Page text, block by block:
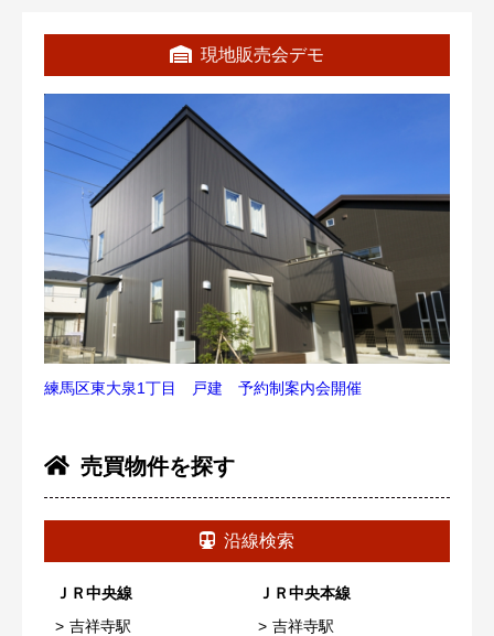
現地販売会デモ
練馬区東大泉1丁目 戸建 予約制案内会開催
売買物件を探す
沿線検索
ＪＲ中央線
吉祥寺駅
ＪＲ中央本線
吉祥寺駅